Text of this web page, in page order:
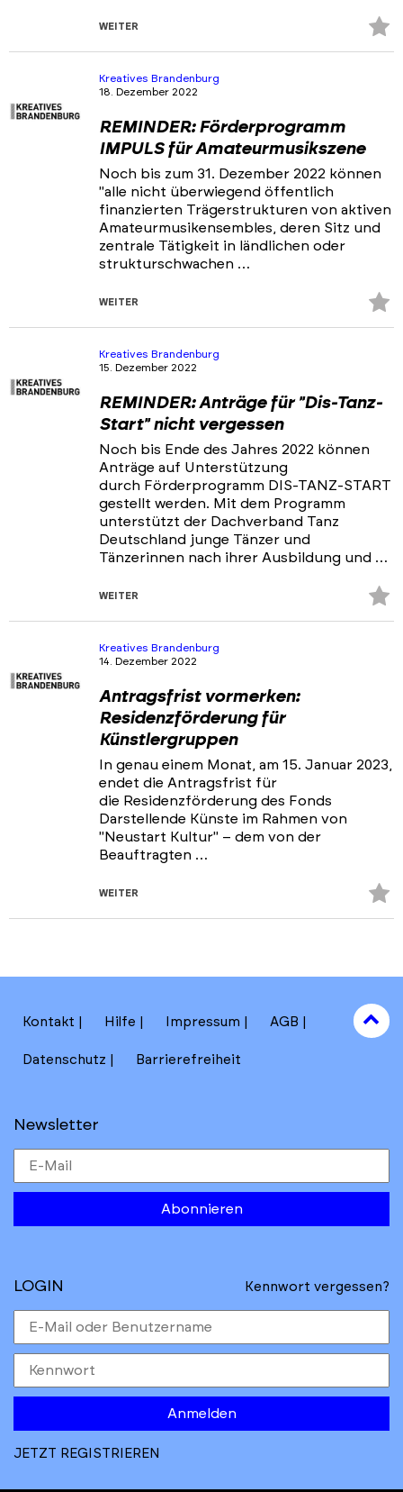
WEITER
Kreatives Brandenburg
18. Dezember 2022
REMINDER: Förderprogramm
IMPULS für Amateurmusikszene
Noch bis zum 31. Dezember 2022 können
"alle nicht überwiegend öffentlich
finanzierten Trägerstrukturen von aktiven
Amateurmusikensembles, deren Sitz und
zentrale Tätigkeit in ländlichen oder
strukturschwachen …
WEITER
Kreatives Brandenburg
15. Dezember 2022
REMINDER: Anträge für "Dis-Tanz-
Start" nicht vergessen
Noch bis Ende des Jahres 2022 können
Anträge auf Unterstützung
durch Förderprogramm DIS-TANZ-START
gestellt werden. Mit dem Programm
unterstützt der Dachverband Tanz
Deutschland junge Tänzer und
Tänzerinnen nach ihrer Ausbildung und …
WEITER
Kreatives Brandenburg
14. Dezember 2022
Antragsfrist vormerken:
Residenzförderung für
Künstlergruppen
In genau einem Monat, am 15. Januar 2023,
endet die Antragsfrist für
die Residenzförderung des Fonds
Darstellende Künste im Rahmen von
"Neustart Kultur" – dem von der
Beauftragten …
WEITER
Kontakt Hilfe Impressum AGB
Datenschutz Barrierefreiheit
Newsletter
Abonnieren
to
top
LOGIN Kennwort vergessen?
Anmelden
JETZT REGISTRIEREN